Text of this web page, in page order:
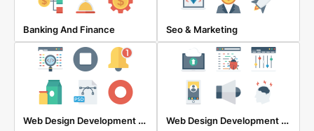
Banking And Finance Seo & Marketing
Web Design Development & Ui Web Design Development & Ui